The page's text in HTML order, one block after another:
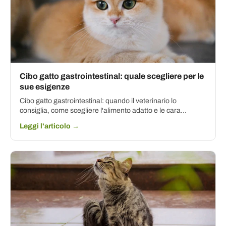
Cibo gatto gastrointestinal: quale scegliere per le
sue esigenze
Cibo gatto gastrointestinal: quando il veterinario lo
consiglia, come scegliere l'alimento adatto e le cara...
Leggi l'articolo →